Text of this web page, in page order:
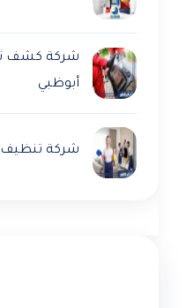
شركة كشف
أبوظبي
شركة تنظيف